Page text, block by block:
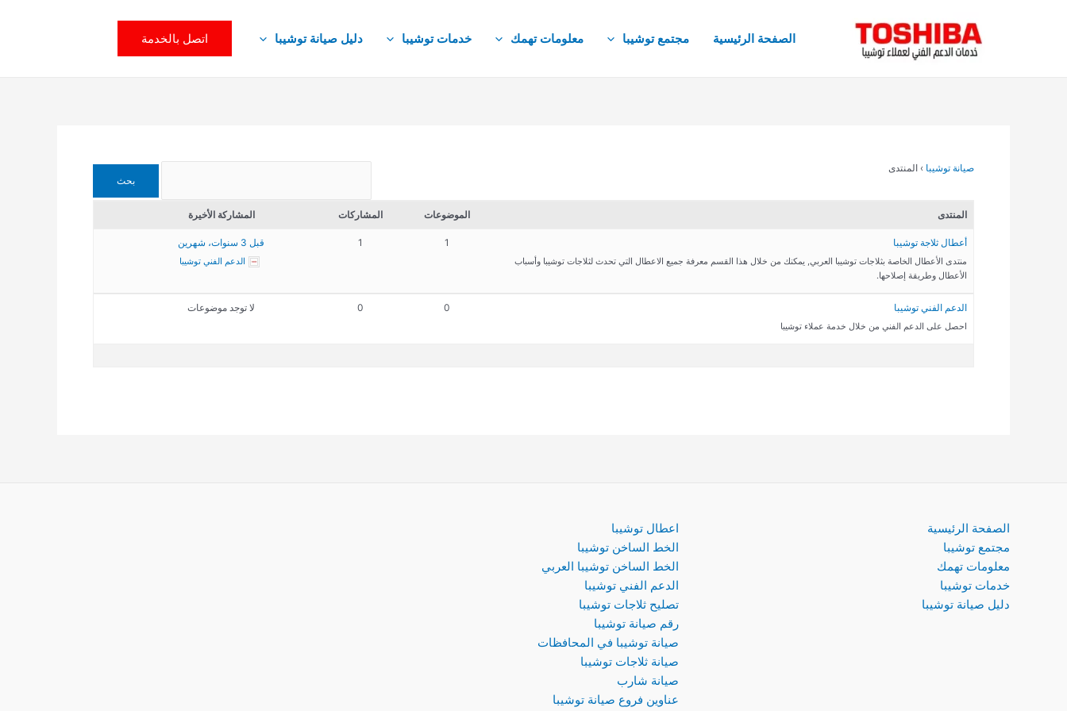
الصفحة الرئيسية مجتمع توشيبا معلومات تهمك خدمات توشيبا دليل صيانة توشيبا اتصل بالخدمة
صيانة توشيبا › المنتدى
المنتدى الموضوعات المشاركات المشاركة الأخيرة
أعطال ثلاجة توشيبا
منتدى الأعطال الخاصة بثلاجات توشيبا العربي, يمكنك من خلال هذا القسم معرفة جميع الاعطال التي تحدث لثلاجات توشيبا وأسباب
الأعطال وطريقة إصلاحها.
1
1 قبل 3 سنوات، شهرين
الدعم الفني توشيبا
الدعم الفني توشيبا
احصل على الدعم الفني من خلال خدمة عملاء توشيبا
0
0 لا توجد موضوعات
الصفحة الرئيسية
مجتمع توشيبا
معلومات تهمك
خدمات توشيبا
دليل صيانة توشيبا
اعطال توشيبا
الخط الساخن توشيبا
الخط الساخن توشيبا العربي
الدعم الفني توشيبا
تصليح ثلاجات توشيبا
رقم صيانة توشيبا
صيانة توشيبا في المحافظات
صيانة ثلاجات توشيبا
صيانة شارب
عناوين فروع صيانة توشيبا